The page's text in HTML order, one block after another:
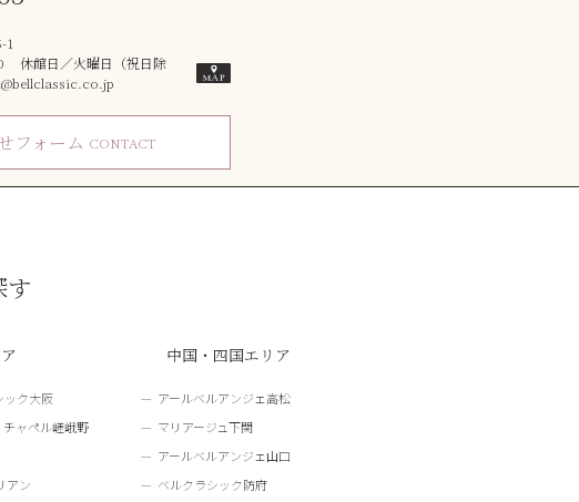
1
休館日／火曜日（祝日除
フォーム CONTACT
す
ック大阪
ャペル嵯峨野
アン
中国・四国エリア
アールベルアンジェ高松
マリアージュ下関
アールベルアンジェ山口
ベルクラシック防府